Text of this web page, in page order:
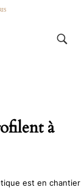
à
est en chantier